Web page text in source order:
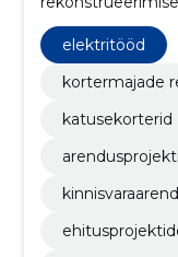
lahendusi
parandamiseks.
elektritööd
kortermajade
katusekorterid